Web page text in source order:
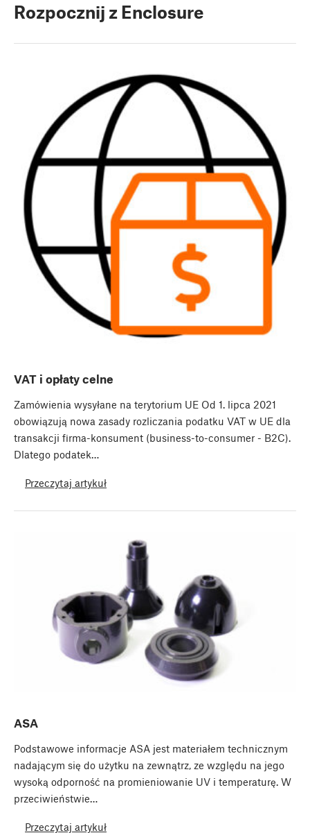
Rozpocznij z Enclosure
VAT i opłaty celne
Zamówienia wysyłane na terytorium UE Od 1. lipca 2021
obowiązują nowa zasady rozliczania podatku VAT w UE dla
transakcji firma-konsument (business-to-consumer - B2C).
Dlatego podatek…
Przeczytaj artykuł
ASA
Podstawowe informacje ASA jest materiałem technicznym
nadającym się do użytku na zewnątrz, ze względu na jego
wysoką odporność na promieniowanie UV i temperaturę. W
przeciwieństwie…
Przeczytaj artykuł